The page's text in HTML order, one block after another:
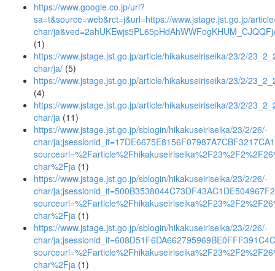
https://www.google.co.jp/url?
sa=t&source=web&rct=j&url=https://www.jstage.jst.go.jp/
char/
(1)
https://www.jstage.jst.go.jp/article/hikakuseiriseika/23/2/
char/ja/ (5)
https://www.jstage.jst.go.jp/article/hikakuseiriseika/23/2/
(4)
https://www.jstage.jst.go.jp/article/hikakuseiriseika/23/2/
char/ja (11)
https://www.jstage.jst.go.jp/sblogin/hikakuseiriseika/23/2/26/-
char/
char%2Fja (1)
https://www.jstage.jst.go.jp/sblogin/hikakuseiriseika/23/2/26/-
char/
char%2Fja (1)
https://www.jstage.jst.go.jp/sblogin/hikakuseiriseika/23/2/26/-
char/
char%2Fja (1)